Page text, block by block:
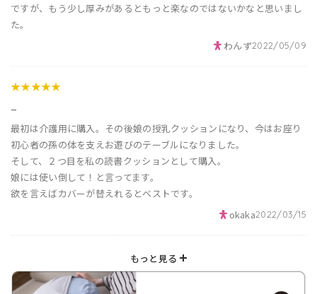
ですが、もう少し厚みがあるともっと楽なのではないかなと思いまし
た。
わんず2022/05/09
★★★★★
最初は介護用に購入。その後娘の授乳クッションになり、今はお座り
初心者の孫の体を支えお遊びのテーブルになりました。
そして、２つ目を私の読書クッションとして購入。
娘には使い倒して！と言ってます。
欲を言えばカバーが替えれるとベストです。
okaka2022/03/15
もっと見る